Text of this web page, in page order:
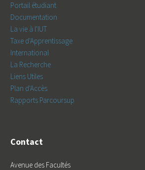
Portail étudiant
Documentation
La vie à l'IUT
Taxe d'Apprentissage
International
La Recherche
Liens Utiles
Plan d'Accès
Rapports Parcoursup
Contact
Avenue des Facultés